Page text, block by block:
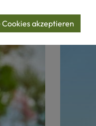
Cookies akzeptieren